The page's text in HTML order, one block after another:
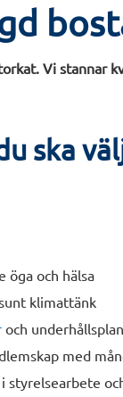
Vi stannar
ska
öga och hälsa
klimattänk
och
med
styrelsearbete